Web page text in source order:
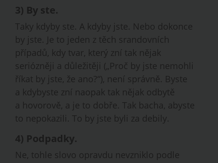
3) By ste.
Taky kdyby ste. A kdyby jste. Nebo dokonce
by jste. Je to jeden z těch srandovních
případů, kdy tvar, který zní tak nějak
seriózněji a důležitěji („Proč by jste nemohli
říkat by jste, že ano?“), není správně. Byste
a kdybyste zní naopak tak nějak odbytě
a hovorově, a je to dobře. Tak bacha, abyste
to nepokazili. To by jste byli za debily.
4) Podpadky.
Ne, tohle slovo opravdu nevzniklo podle